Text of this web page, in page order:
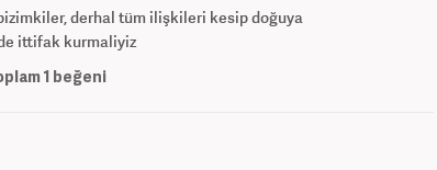
derhal tüm ilişkileri kesip doğuya
ittifak kurmaliyiz
1 beğeni